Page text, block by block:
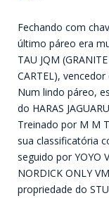
Fechando com
último páreo era
TAU JQM
CARTEL),
Num lindo páreo,
do HARAS
Treinado por M M
sua classificatória
seguido por YOYO
NORDICK ONLY
propriedade do